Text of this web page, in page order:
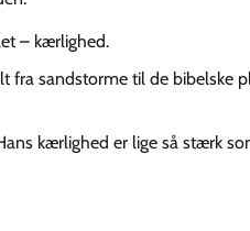
– kærlighed.
fra sandstorme til de bibelske
kærlighed er lige så stærk